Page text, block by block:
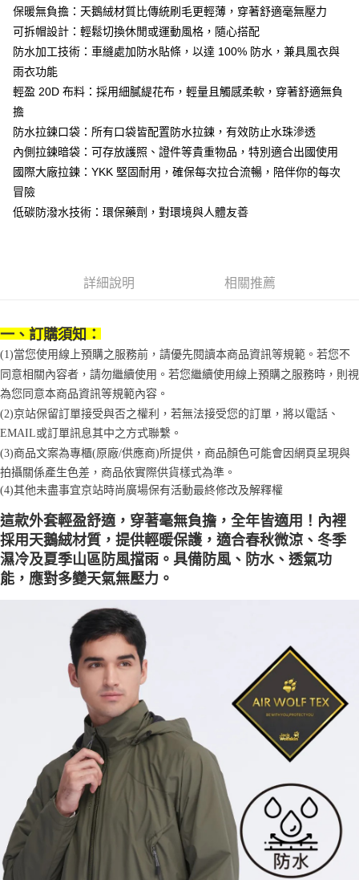
成交易。
3.實際核准額度、可分期數及費用金額請依後續交易確認頁面所載為準。
4.訂單成立30分鐘內，如未前往確認交易或遇審核未通過，訂單將自動取
消。如遇「轉專審核」未通過狀況，表示未達大哥付你分期系統評分，恕無
法說明評估內容。
【繳款方式說明】
醒簡訊。
2.透過簡訊連結打開帳單後，可選擇「超商條碼／台灣大直營門市／銀行轉
帳／街口支付／iPASS MONEY」等通路繳費。
【注意事項】
1.本服務係由「台灣大哥大股份有限公司」（以下簡稱本公司）所提供，讓
用戶於交易時，得透過本服務購買商品或服務，並由商店將買賣／分期付款
買賣價金債權讓與本公司後，依約使用本公司帳單繳交帳款。
3.完整用戶服務條款，請詳閱以下連結：
https://oppay.tw/userRule
【關於「AFTEE先享後付」】
便利好安心！
１．簡單：不需註冊會員、不需綁卡、不需儲值。
２．便利：只要手機號碼，簡訊認證，即可結帳。
３．安心：先確認商品／服務後，再付款。
【「AFTEE先享後付」結帳流程】
１．於結帳方式選擇「AFTEE先享後付」後，將跳轉至「AFTEE先享後付」
結帳頁面，進行簡訊認證並確認金額後，即可完成結帳。
２．訂單成立數日內，您將收到繳費通知簡訊。
３．收到繳費通知簡訊後14天內，點擊此簡訊中的連結，可透過四大超商／
※ 請注意：結帳手續完成當下不需立刻繳費，但若您需要取消訂單，請聯絡
購買商品的店家。未經商家同意取消之訂單仍視為有效，需透過AFTEE先享
易，需依本服務之必要範圍內提供個人資料，並將交易相關給付款項請求債
權轉讓予恩沛科技股份有限公司。
２．關於個人資料處理事宜，請瀏覽以下網址：
https://aftee.tw/terms/#terms3
「AFTEE先享後付」，若未經同意申辦者引起之損失，本公司不負相關責
任。
４．使用「AFTEE先享後付」時，將依據個別帳號之用戶狀況，依本公司即
時審查核予不同之上限額度；若仍有額度不足之情形，本公司將視審查結果
請求用戶進行身份認證。
５．嚴禁一人註冊多個帳號或使用他人資訊註冊。若發現惡意使用之情形，
恩沛科技股份有限公司將有權停止該用戶之使用額度並採取法律行動。
ATM付款
運送方式
付款後全家取貨
每筆NT$70，滿NT$899(含以上)免運費
付款後7-11取貨
每筆NT$70，滿NT$899(含以上)免運費
宅配
每筆NT$100，滿NT$1,000(含以上)免運費
保暖無負擔：天鵝絨材質比傳統刷毛更輕薄，穿著舒適毫無壓力
可拆帽設計：輕鬆切換休閒或運動風格，隨心搭配
防水加工技術：車縫處加防水貼條，以達 100% 防水，兼具風衣與
雨衣功能
輕盈 20D 布料：採用細膩緹花布，輕量且觸感柔軟，穿著舒適無負
擔
防水拉鍊口袋：所有口袋皆配置防水拉鍊，有效防止水珠滲透
內側拉鍊暗袋：可存放護照、證件等貴重物品，特別適合出國使用
國際大廠拉鍊：YKK 堅固耐用，確保每次拉合流暢，陪伴你的每次
冒險
低碳防潑水技術：環保藥劑，對環境與人體友善
詳細說明 相關推薦
一、訂購須知：
(1)當您使用線上預購之服務前，請優先閱讀本商品資訊等規範。若您不
同意相關內容者，請勿繼續使用。若您繼續使用線上預購之服務時，則視
為您同意本商品資訊等規範內容。
(2)京站保留訂單接受與否之權利，若無法接受您的訂單，將以電話、
EMAIL或訂單訊息其中之方式聯繫。
(3)商品文案為專櫃(原廠/供應商)所提供，商品顏色可能會因網頁呈現與
拍攝關係產生色差，商品依實際供貨樣式為準。
(4)其他未盡事宜京站時尚廣場保有活動最終修改及解釋權
這款外套輕盈舒適，穿著毫無負擔，全年皆適用！內裡
採用天鵝絨材質，提供輕暖保護，適合春秋微涼、冬季
濕冷及夏季山區防風擋雨。具備防風、防水、透氣功
能，應對多變天氣無壓力。